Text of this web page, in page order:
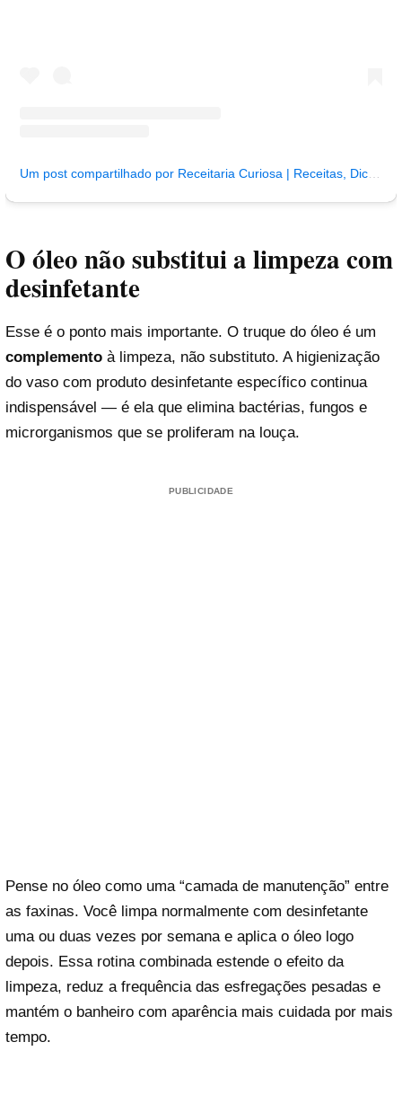
O óleo não substitui a limpeza com
desinfetante
Esse é o ponto mais importante. O truque do óleo é um
complemento à limpeza, não substituto. A higienização
do vaso com produto desinfetante específico continua
indispensável — é ela que elimina bactérias, fungos e
microrganismos que se proliferam na louça.
PUBLICIDADE
Pense no óleo como uma “camada de manutenção” entre
as faxinas. Você limpa normalmente com desinfetante
uma ou duas vezes por semana e aplica o óleo logo
depois. Essa rotina combinada estende o efeito da
limpeza, reduz a frequência das esfregações pesadas e
mantém o banheiro com aparência mais cuidada por mais
tempo.